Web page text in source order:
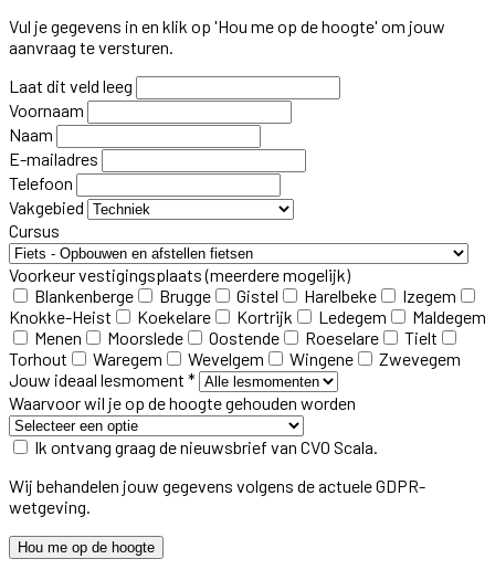
Vul je gegevens in en klik op 'Hou me op de hoogte' om jouw
aanvraag te versturen.
Laat dit veld leeg
Voornaam
Naam
E-mailadres
Telefoon
Vakgebied
Cursus
Voorkeur vestigingsplaats(meerdere mogelijk)
Blankenberge
Brugge Gistel Harelbeke
Izegem
Knokke-Heist
Koekelare Kortrijk Ledegem
Maldegem
Menen
Moorslede Oostende Roeselare
Tielt
Torhout
Waregem Wevelgem Wingene
Zwevegem
Jouw ideaal lesmoment *
Waarvoor wil je op de hoogte gehouden worden
Ik ontvang graag de nieuwsbrief van CVO Scala.
Wij behandelen jouw gegevens volgens de actuele GDPR-
wetgeving.
Hou me op de hoogte